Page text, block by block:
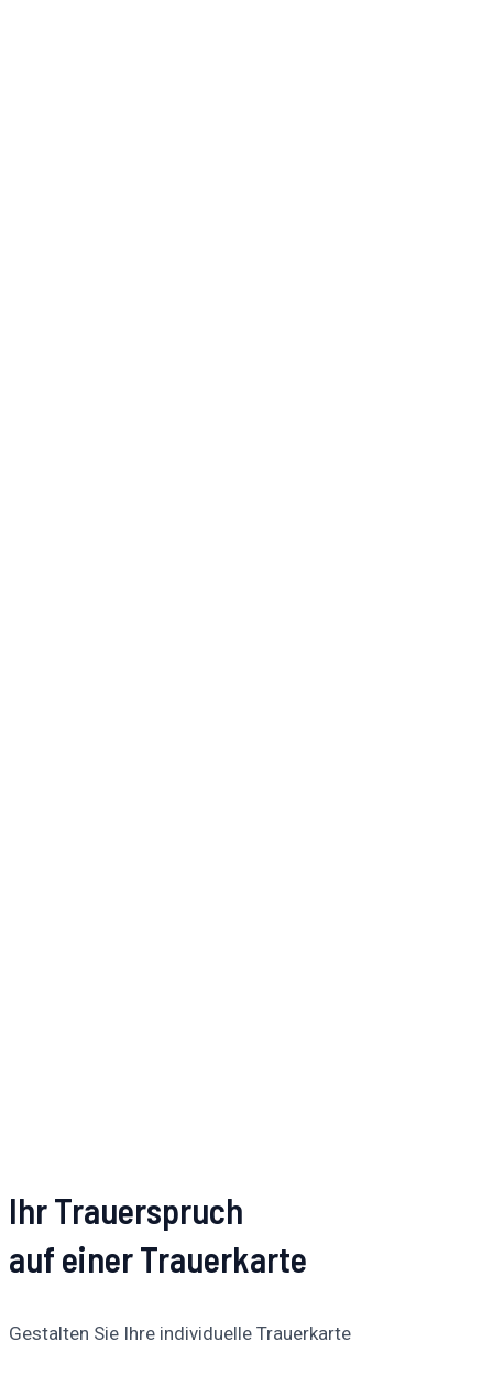
Ihr Trauerspruch
auf einer Trauerkarte
Gestalten Sie Ihre individuelle Trauerkarte